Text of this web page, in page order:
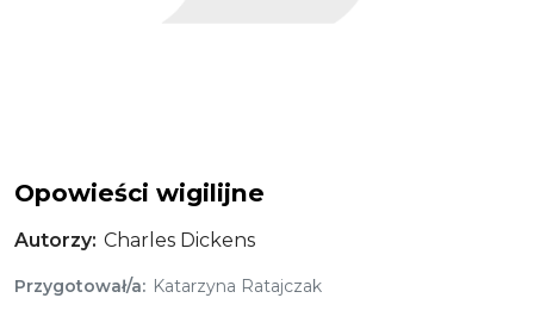
Opowieści wigilijne
Autorzy Charles Dickens
Przygotował/a Katarzyna Ratajczak